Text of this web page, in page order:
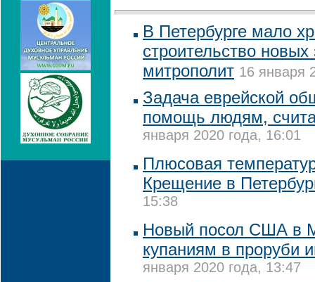
В Петербурге мало
строительство новых
митрополит 16 января
Задача еврейской
помощь людям,
января 2020 года, 16:01
Плюсовая
Крещение в
15:38
Новый посол США в
купаниям в проруби
января 2020 года, 13:47